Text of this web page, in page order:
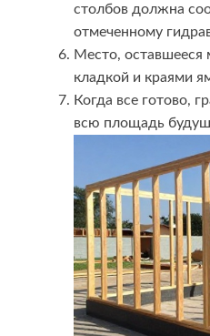
столбов должна
отмеченному
Место, оставшееся
кладкой и краями
Когда все готово,
всю площадь